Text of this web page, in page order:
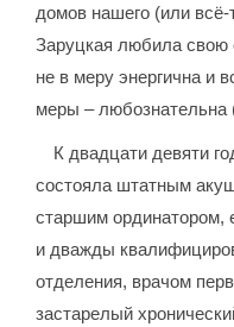
домов нашего (или
Заруцкая любила свою
не в меру энергична и
меры –
К двадцати девяти
состояла штатным
старшим
и дважды
отделения, врачом
застарелый